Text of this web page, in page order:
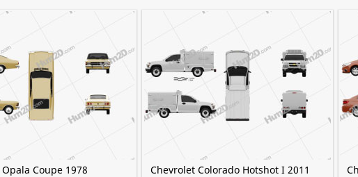
Coupe 1978 Chevrolet Colorado Hotshot I 2011